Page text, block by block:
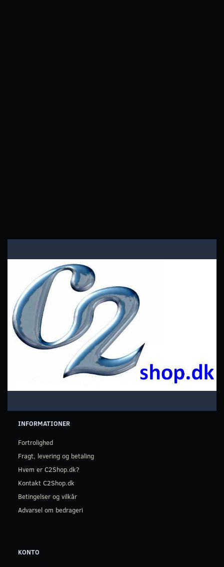
INFORMATIONER
Fortrolighed
Fragt, levering og betaling
Hvem er C2Shop.dk?
Kontakt C2Shop.dk
Betingelser og vilkår
Advarsel om bedrageri
KONTO